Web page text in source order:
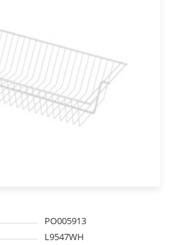
PO005913
L9547WH